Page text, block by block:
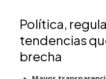
Política,
tendencias
brecha